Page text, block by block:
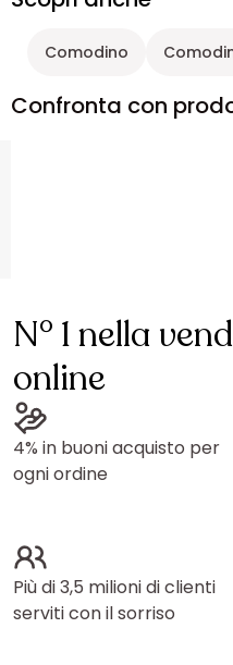
Comodino
Confronta con
N° 1 nella
online
4% in buoni acquisto per
ogni ordine
Più di 3,5 milioni di clienti
serviti con il sorriso